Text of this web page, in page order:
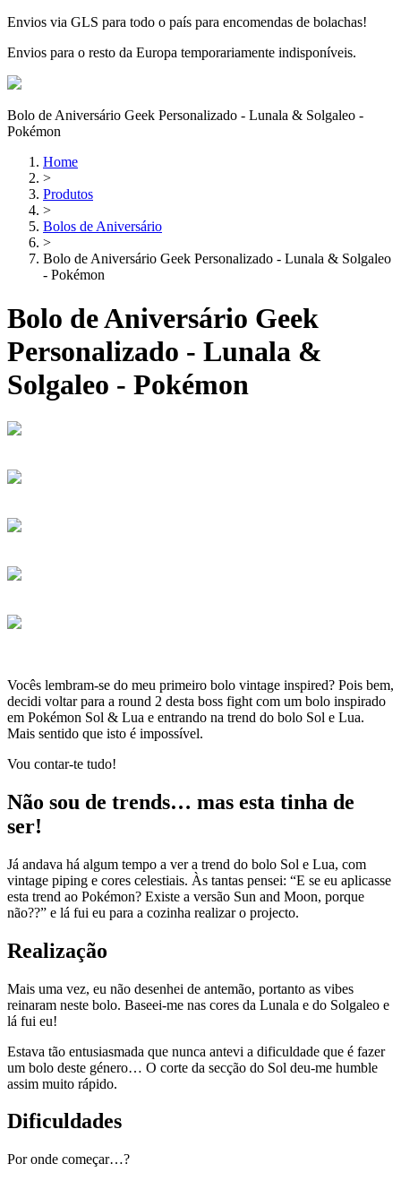
Envios via GLS para todo o país para encomendas de bolachas!
Envios para o resto da Europa temporariamente indisponíveis.
Bolo de Aniversário Geek Personalizado - Lunala & Solgaleo -
Pokémon
Home
>
Produtos
>
Bolos de Aniversário
>
Bolo de Aniversário Geek Personalizado - Lunala & Solgaleo
- Pokémon
Bolo de Aniversário Geek
Personalizado - Lunala &
Solgaleo - Pokémon
Vocês lembram-se do meu primeiro bolo vintage inspired? Pois bem,
decidi voltar para a round 2 desta boss fight com um bolo inspirado
em Pokémon Sol & Lua e entrando na trend do bolo Sol e Lua.
Mais sentido que isto é impossível.
Vou contar-te tudo!
Não sou de trends… mas esta tinha de
ser!
Já andava há algum tempo a ver a trend do bolo Sol e Lua, com
vintage piping e cores celestiais. Às tantas pensei: “E se eu aplicasse
esta trend ao Pokémon? Existe a versão Sun and Moon, porque
não??” e lá fui eu para a cozinha realizar o projecto.
Realização
Mais uma vez, eu não desenhei de antemão, portanto as vibes
reinaram neste bolo. Baseei-me nas cores da Lunala e do Solgaleo e
lá fui eu!
Estava tão entusiasmada que nunca antevi a dificuldade que é fazer
um bolo deste género… O corte da secção do Sol deu-me humble
assim muito rápido.
Dificuldades
Por onde começar…?